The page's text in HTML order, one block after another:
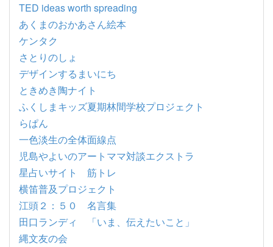
TED ideas worth spreading
あくまのおかあさん絵本
ケンタク
さとりのしょ
デザインするまいにち
ときめき陶ナイト
ふくしまキッズ夏期林間学校プロジェクト
らぱん
一色淡生の全体面線点
児島やよいのアートママ対談エクストラ
星占いサイト 筋トレ
横笛普及プロジェクト
江頭２：５０ 名言集
田口ランディ 「いま、伝えたいこと」
縄文友の会